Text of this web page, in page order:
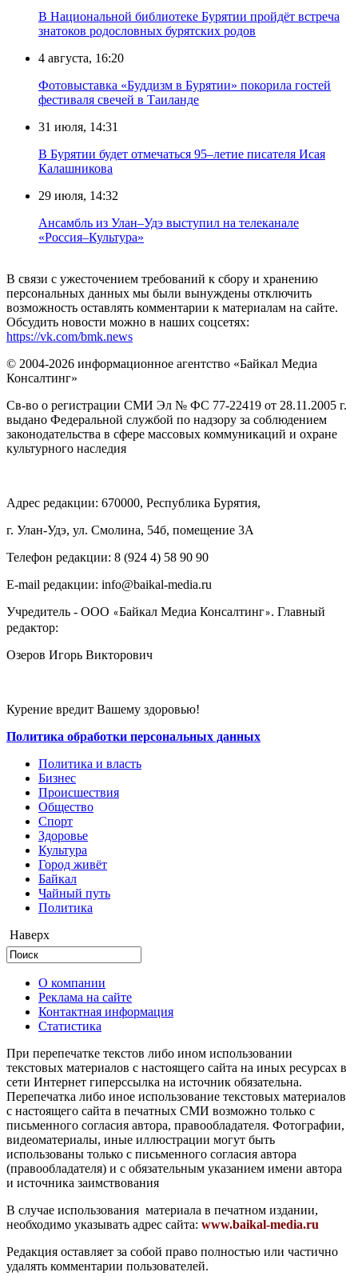
В Национальной библиотеке Бурятии пройдёт встреча
знатоков родословных бурятских родов
4 августа, 16:20
Фотовыставка «Буддизм в Бурятии» покорила гостей
фестиваля свечей в Таиланде
31 июля, 14:31
В Бурятии будет отмечаться 95–летие писателя Исая
Калашникова
29 июля, 14:32
Ансамбль из Улан–Удэ выступил на телеканале
«Россия–Культура»
В связи с ужесточением требований к сбору и хранению
персональных данных мы были вынуждены отключить
возможность оставлять комментарии к материалам на сайте.
Обсудить новости можно в наших соцсетях:
https://vk.com/bmk.news
© 2004-2026 информационное агентство «Байкал Медиа
Консалтинг»
Св-во о регистрации СМИ Эл № ФС 77-22419 от 28.11.2005 г.
выдано Федеральной службой по надзору за соблюдением
законодательства в сфере массовых коммуникаций и охране
культурного наследия
Адрес редакции: 670000, Республика Бурятия,
г. Улан-Удэ, ул. Смолина, 54б, помещение 3А
Телефон редакции: ‎‎8 (924 4) 58 90 90
E-mail редакции: info@baikal-media.ru
Учредитель - ООО «Байкал Медиа Консалтинг». Главный
редактор:
Озеров Игорь Викторович
Курение вредит Вашему здоровью!
Политика обработки персональных данных
Политика и власть
Бизнес
Происшествия
Общество
Cпорт
Здоровье
Культура
Город живёт
Байкал
Чайный путь
Политика
Наверх
О компании
Реклама на сайте
Контактная информация
Статистика
При перепечатке текстов либо ином использовании
текстовых материалов с настоящего сайта на иных ресурсах в
сети Интернет гиперссылка на источник обязательна.
Перепечатка либо иное использование текстовых материалов
с настоящего сайта в печатных СМИ возможно только с
письменного согласия автора, правообладателя. Фотографии,
видеоматериалы, иные иллюстрации могут быть
использованы только с письменного согласия автора
(правообладателя) и с обязательным указанием имени автора
и источника заимствования
В случае использования материала в печатном издании,
необходимо указывать адрес сайта: www.baikal-media.ru
Редакция оставляет за собой право полностью или частично
удалять комментарии пользователей.